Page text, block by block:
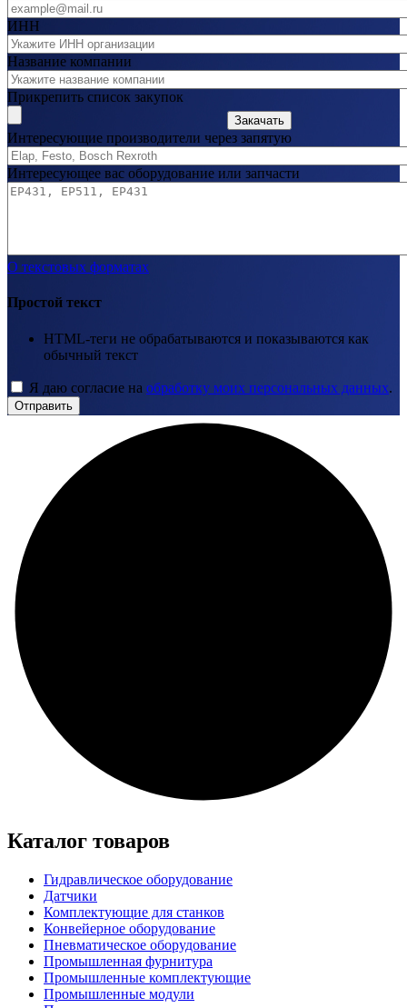
ИНН
Название компании
Прикрепить список закупок
Закачать
Интересующие производители через запятую
Интересующее вас оборудование или запчасти
О текстовых форматах
Простой текст
HTML-теги не обрабатываются и показываются как
обычный текст
Я даю согласие на обработку моих персональных данных.
Отправить
Каталог товаров
Гидравлическое оборудование
Датчики
Комплектующие для станков
Конвейерное оборудование
Пневматическое оборудование
Промышленная фурнитура
Промышленные комплектующие
Промышленные модули